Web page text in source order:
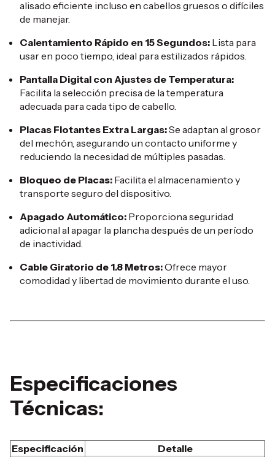
alisado eficiente incluso en cabellos gruesos o difíciles
de manejar.
Calentamiento Rápido en 15 Segundos: Lista para
usar en poco tiempo, ideal para estilizados rápidos.
Pantalla Digital con Ajustes de Temperatura:
Facilita la selección precisa de la temperatura
adecuada para cada tipo de cabello.
Placas Flotantes Extra Largas:Se adaptan al grosor
del mechón, asegurando un contacto uniforme y
reduciendo la necesidad de múltiples pasadas.
Bloqueo de Placas: Facilita el almacenamiento y
transporte seguro del dispositivo.
Apagado Automático: Proporciona seguridad
adicional al apagar la plancha después de un período
de inactividad.
Cable Giratorio de 1.8 Metros:Ofrece mayor
comodidad y libertad de movimiento durante el uso.
Especificaciones
Técnicas:
Especificación Detalle